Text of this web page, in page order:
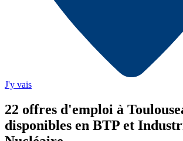
J'y vais
22 offres d'emploi à Toulouse
disponibles en BTP et